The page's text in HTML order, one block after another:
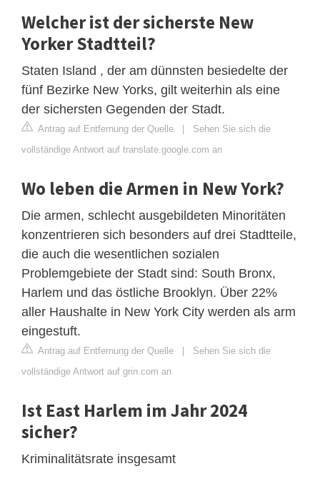
Welcher ist der sicherste New
Yorker Stadtteil?
Staten Island , der am dünnsten besiedelte der
fünf Bezirke New Yorks, gilt weiterhin als eine
der sichersten Gegenden der Stadt.
Antrag auf Entfernung der Quelle | Sehen Sie sich die
vollständige Antwort auf translate.google.com an
Wo leben die Armen in New York?
Die armen, schlecht ausgebildeten Minoritäten
konzentrieren sich besonders auf drei Stadtteile,
die auch die wesentlichen sozialen
Problemgebiete der Stadt sind: South Bronx,
Harlem und das östliche Brooklyn. Über 22%
aller Haushalte in New York City werden als arm
eingestuft.
Antrag auf Entfernung der Quelle | Sehen Sie sich die
vollständige Antwort auf grin.com an
Ist East Harlem im Jahr 2024
sicher?
Kriminalitätsrate insgesamt